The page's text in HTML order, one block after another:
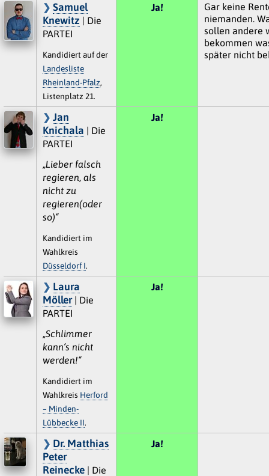
Samuel
Knewitz | Die
PARTEI
Kandidiert auf der
Landesliste
Rheinland-Pfalz,
Listenplatz 21.
Ja!
Gar keine
niemanden.
sollen andere
bekommen
später nicht
Jan
Knichala | Die
PARTEI
„Lieber falsch
regieren, als
nicht zu
regieren(oder
so)“
Kandidiert im
Wahlkreis
Düsseldorf I.
Ja!
Laura
Möller| Die
PARTEI
„Schlimmer
kann‘s nicht
werden!“
Kandidiert im
Wahlkreis Herford
– Minden-
Lübbecke II.
Ja!
Dr. Matthias
Peter
Reinecke| Die
Ja!